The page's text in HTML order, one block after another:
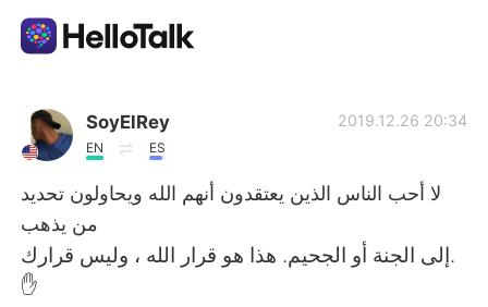
Dil Değişimi Uygulaması
AI Grammar Checker
Türkçe
SoyElRey
EN ES
2019.12.26 20:34
لا أحب الناس الذين يعتقدون أنهم الله ويحاولون تحديد
من يذهب
إلى الجنة أو الجحيم. هذا هو قرار الله ، وليس قرارك.
✋